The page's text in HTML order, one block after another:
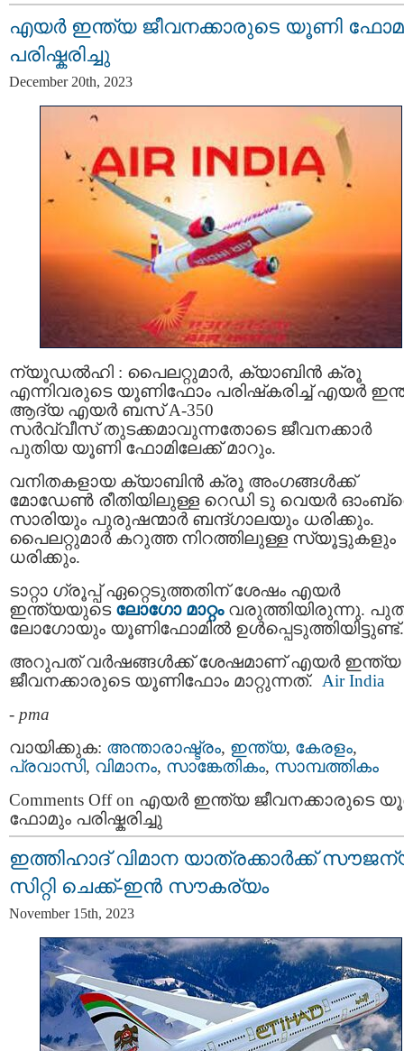
എയർ ഇന്ത്യ ജീവനക്കാരുടെ യൂണി
പരിഷ്കരിച്ചു
December 20th, 2023
ന്യൂഡല്‍ഹി : പൈലറ്റുമാർ, ക്യാബിന്‍ ക്രൂ
എന്നിവരുടെ യൂണിഫോം പരിഷ്‌കരിച്ച് എയര്‍
ആദ്യ എയര്‍ ബസ് A-350
സര്‍വ്വീസ് തുടക്കമാവുന്നതോടെ ജീവനക്കാര്‍
പുതിയ യൂണി ഫോമിലേക്ക് മാറും.
വനിതകളായ ക്യാബിന്‍ ക്രൂ അംഗങ്ങൾക്ക്
മോഡേണ്‍ രീതിയിലുള്ള റെഡി ടു വെയര്‍
സാരിയും പുരുഷന്മാര്‍ ബന്ദ്ഗാലയും ധരിക്കും.
പൈലറ്റുമാര്‍ കറുത്ത നിറത്തിലുള്ള സ്യൂട്ടുകളും
ധരിക്കും.
ടാറ്റാ ഗ്രൂപ്പ് ഏറ്റെടുത്തതിന് ശേഷം എയര്‍
ഇന്ത്യയുടെ ലോഗോ മാറ്റം വരുത്തിയിരുന്നു.
ലോഗോയും യൂണിഫോമില്‍ ഉള്‍പ്പെടുത്തിയിട്ടുണ്ട്.
അറുപത് വര്‍ഷങ്ങള്‍ക്ക് ശേഷമാണ് എയര്‍ ഇന്ത്യ
ജീവനക്കാരുടെ യൂണിഫോം മാറ്റുന്നത്. Air India
- pma
വായിക്കുക: അന്താരാഷ്ട്രം, ഇന്ത്യ, കേരളം,
പ്രവാസി, വിമാനം, സാങ്കേതികം, സാമ്പത്തികം
Comments Offon എയർ ഇന്ത്യ ജീവനക്കാരുടെ
ഫോമും പരിഷ്കരിച്ചു
ഇത്തിഹാദ് വിമാന യാത്രക്കാര്‍ക്ക്
സിറ്റി ചെക്ക്-ഇന്‍ സൗകര്യം
November 15th, 2023